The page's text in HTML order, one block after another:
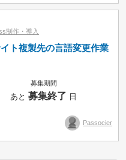
制作・導入
ト複製先の言語変更作業
募集期間
あと募集終了 日
Passocier